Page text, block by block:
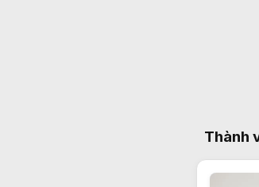
Thành